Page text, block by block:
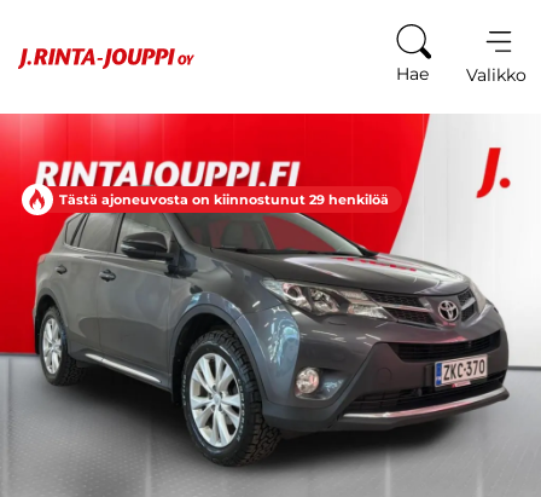
Hae Valikko
Tästä ajoneuvosta on kiinnostunut 29 henkilöä